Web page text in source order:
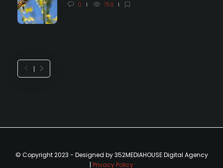
0 759
© Copyright 2023 - Designed by 352MEDIAHOUSE Digital Agency
| Privacy Policy